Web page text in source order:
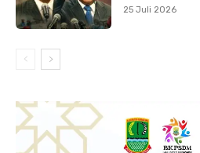
25 Juli 2026